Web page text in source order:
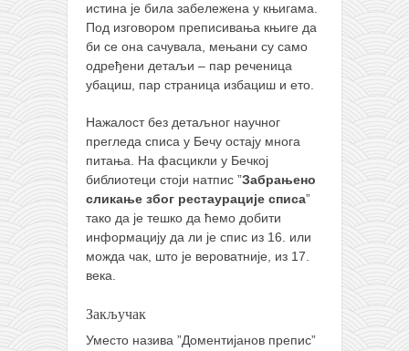
истина је била забележена у књигама.
Под изговором преписивања књиге да
би се она сачувала, мењани су само
одређени детаљи – пар реченица
убациш, пар страница избациш и ето.
Нажалост без детаљног научног
прегледа списа у Бечу остају многа
питања. На фасцикли у Бечкој
библиотеци стоји натпис ”Забрањено
сликање због рестаурације списа”
тако да је тешко да ћемо добити
информацију да ли је спис из 16. или
можда чак, што је вероватније, из 17.
века.
Закључак
Уместо назива ”Доментијанов препис”